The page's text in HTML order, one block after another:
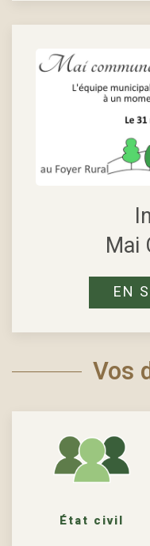
Mai
EN
Vos
État civil